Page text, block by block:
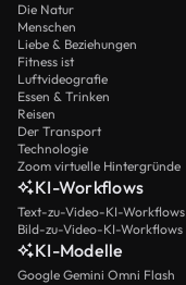
Die Natur
Menschen
Liebe & Beziehungen
Fitness ist
Luftvideografie
Essen & Trinken
Reisen
Der Transport
Technologie
Zoom virtuelle Hintergründe
KI-Workflows
Text-zu-Video-KI-Workflows
Bild-zu-Video-KI-Workflows
KI-Modelle
Google Gemini Omni Flash